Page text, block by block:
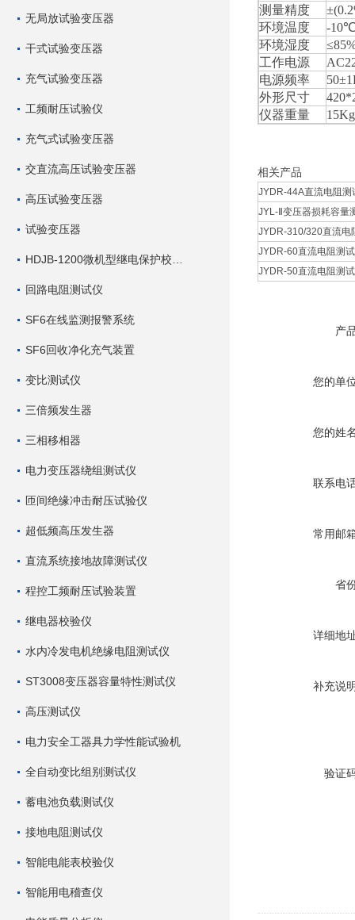
无局放试验变压器
干式试验变压器
充气试验变压器
工频耐压试验仪
充气式试验变压器
交直流高压试验变压器
高压试验变压器
试验变压器
回路电阻测试仪
SF6在线监测报警系统
SF6回收净化充气装置
变比测试仪
三倍频发生器
三相移相器
电力变压器绕组测试仪
匝间绝缘冲击耐压试验仪
超低频高压发生器
直流系统接地故障测试仪
程控工频耐压试验装置
继电器校验仪
水内冷发电机绝缘电阻测试仪
ST3008变压器容量特性测试仪
高压测试仪
电力安全工器具力学性能试验机
全自动变比组别测试仪
蓄电池负载测试仪
接地电阻测试仪
智能电能表校验仪
智能用电稽查仪
测量精度
环境温度
-
环境湿度
工作电源
电源频率
外形尺寸
仪器重量
15Kg
相关产品
JYDR-44A直流电阻测
JYL-Ⅱ变压器损耗容量
JYDR-310/320直流电
JYDR-60直流电阻测
JYDR-50直流电阻测
产
您的单
您的姓
联系电
常用邮
省
详细地
补充说
验证